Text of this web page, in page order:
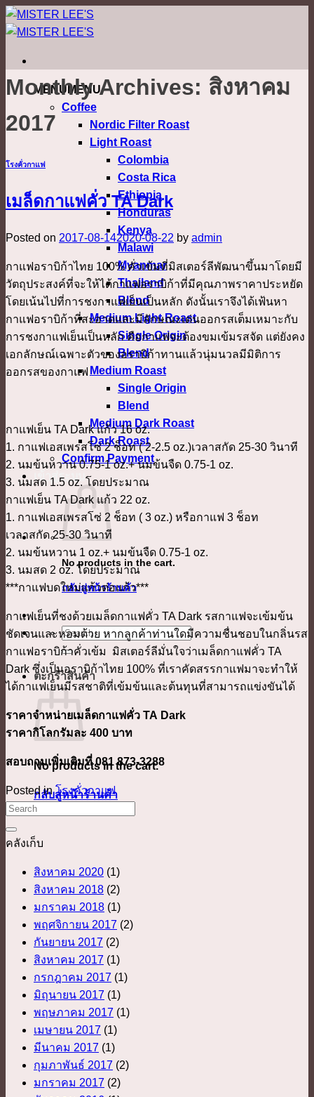
ข้าม
ไป
เนื้อหา
MENUMENU
Coffee
Nordic Filter Roast
Light Roast
Colombia
Costa Rica
Ethiopia
Honduras
Kenya
Malawi
Myanmar
Thailand
Blend
Medium Light Roast
Single Origin
Blend
Medium Roast
Single Origin
Blend
Medium Dark Roast
Dark Roast
Confirm Payment
เข้าสู่ระบบ
No products in the cart.
กลับสู่หน้าร้านค้า
ค้นหา:
ตะกร้าสินค้า
No products in the cart.
กลับสู่หน้าร้านค้า
Monthly Archives: สิงหาคม
2017
โรงคั่วกาแฟ
เมล็ดกาแฟคั่ว TA Dark
Posted on 2017-08-142020-08-22 by admin
กาแฟอราบิก้าไทย 100% คั่วเข้มที่มิสเตอร์ลีพัฒนาขึ้นมาโดยมี
วัตถุประสงค์ที่จะให้ได้กาแฟอราบิก้าที่มีคุณภาพราคาประหยัด
โดยเน้นไปที่การชงกาแฟเย็นเป็นหลัก ดังนั้นเราจึงได้เฟ้นหา
กาแฟอราบิก้าที่สะอาดและมีลักษณะเด่นออกรสเต็มเหมาะกับ
การชงกาแฟเย็นเป็นหลัก คือกาแฟจะต้องขมเข้มรสจัด แต่ยังคง
เอกลักษณ์เฉพาะตัวของอราบิก้าทานแล้วนุ่มนวลมีมิติการ
ออกรสของกาแฟ
กาแฟเย็น TA Dark แก้ว 16 oz.
1. กาแฟเอสเพรสโซ่ 2 ช็อท ( 2-2.5 oz.)เวลาสกัด 25-30 วินาที
2. นมข้นหวาน 0.75-1 oz.+ นมข้นจืด 0.75-1 oz.
3. นมสด 1.5 oz. โดยประมาณ
กาแฟเย็น TA Dark แก้ว 22 oz.
1. กาแฟเอสเพรสโซ่ 2 ช็อท ( 3 oz.) หรือกาแฟ 3 ช็อท
เวลาสกัด 25-30 วินาที
2. นมข้นหวาน 1 oz.+ นมข้นจืด 0.75-1 oz.
3. นมสด 2 oz. โดยประมาณ
***กาแฟบดใหม่แก้วต่อแก้ว***
กาแฟเย็นที่ชงด้วยเมล็ดกาแฟคั่ว TA Dark รสกาแฟจะเข้มข้น
ชัดเจนและหอมด้วย หากลูกค้าท่านใดมีความชื่นชอบในกลิ่นรส
กาแฟอราบิก้าคั่วเข้ม มิสเตอร์ลีมั่นใจว่าเมล็ดกาแฟคั่ว TA
Dark ซึ่งเป็นอราบิก้าไทย 100% ที่เราคัดสรรกาแฟมาจะทำให้
ได้กาแฟเย็นมีรสชาติที่เข้มข้นและต้นทุนที่สามารถแข่งขันได้
ราคาจำหน่ายเมล็ดกาแฟคั่ว TA Dark
ราคากิโลกรัมละ 400 บาท
สอบถามเพิ่มเติมที่ 081 873-3288
Posted inโรงคั่วกาแฟ
คลังเก็บ
สิงหาคม 2020 (1)
สิงหาคม 2018 (2)
มกราคม 2018 (1)
พฤศจิกายน 2017 (2)
กันยายน 2017 (2)
สิงหาคม 2017 (1)
กรกฎาคม 2017 (1)
มิถุนายน 2017 (1)
พฤษภาคม 2017 (1)
เมษายน 2017 (1)
มีนาคม 2017 (1)
กุมภาพันธ์ 2017 (2)
มกราคม 2017 (2)